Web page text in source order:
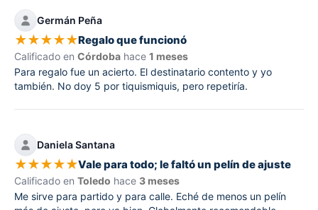
Germán Peña
★★★★★Regalo que funcionó
Calificado en Córdoba hace 1 meses
Para regalo fue un acierto. El destinatario contento y yo
también. No doy 5 por tiquismiquis, pero repetiría.
Daniela Santana
★★★★★Vale para todo; le faltó un pelín de ajuste
Calificado en Toledo hace 3 meses
Me sirve para partido y para calle. Eché de menos un pelín